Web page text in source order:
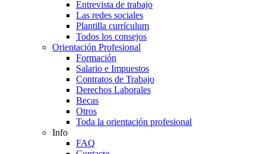
Entrevista de trabajo
Las redes sociales
Plantilla currículum
Todos los consejos
Orientación Profesional
Formación
Salario e Impuestos
Contratos de Trabajo
Derechos Laborales
Becas
Otros
Toda la orientación profesional
Info
FAQ